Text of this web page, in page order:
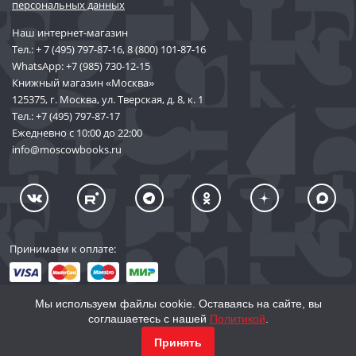
знать о ней как можно больше. Это простой способ войти в
не придется читать громоздкие тексты, все просто, понятно и
увлекательно. В каждом номере есть центральная, сквозная тема.
Кроме того, журнал содержит несколько постоянных рубрик:
историческая фотография, историческая параллель,
инфографика, представляющая разного рода вооружение от
древних времен до ХХ века, архивные материалы, новинки на
исторические темы из мира кино, книгоиздательства,
электронных и настольных игр.
персональных данных
Наш интернет-магазин
Тел.:+ 7 (495) 797-87-16,8 (800) 101-87-16
WhatsApp:+7 (985) 730-12-15
Книжный магазин «Москва»
125375, г. Москва, ул. Тверская, д. 8, к. 1
Тел.:+7 (495) 797-87-17
Ежедневно с 10:00 до 22:00
info@moscowbooks.ru
Принимаем к оплате:
© 2002–2026 «Торговый Дом Книги «МОСКВА»
Мы используем файлы cookie. Оставаясь на сайте, вы
соглашаетесь с нашей Политикой
Принять